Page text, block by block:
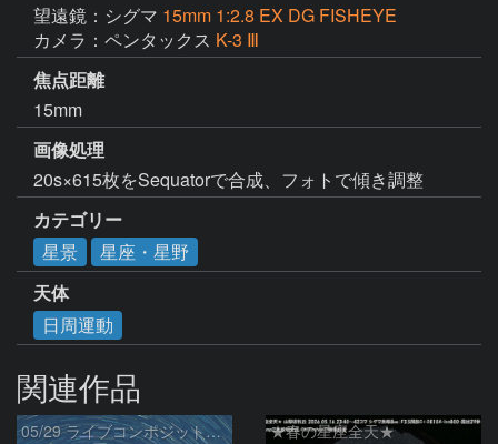
望遠鏡：シグマ 15mm 1:2.8 EX DG FISHEYE
カメラ：ペンタックス K-3 Ⅲ
焦点距離
15mm
画像処理
20s×615枚をSequatorで合成、フォトで傾き調整
カテゴリー
星景
星座・星野
天体
日周運動
関連作品
05/29 ライブコンポジット試写 ★春の星座全天★